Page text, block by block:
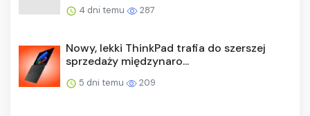
4 dni temu 287
Nowy, lekki ThinkPad trafia do szerszej
sprzedaży międzynaro...
5 dni temu 209